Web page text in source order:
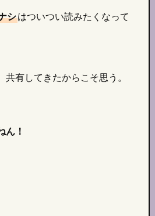
シはついつい読みたくなって
共有してきたからこそ思う。
ん！